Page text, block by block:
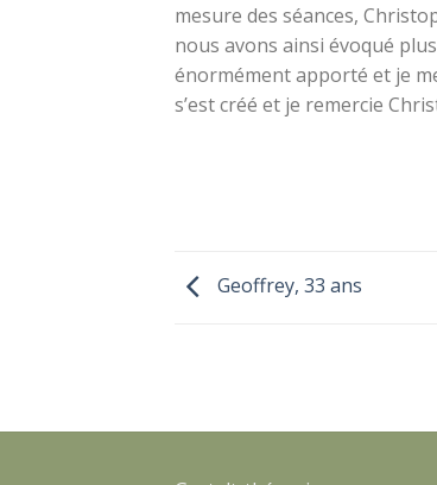
mesure des séances,
nous avons ainsi évoqué
énormément apporté et je
s’est créé et je remercie
Geoffrey, 33 ans